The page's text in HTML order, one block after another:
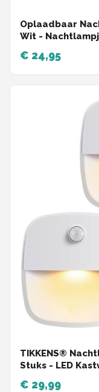
Oplaadbaar
Wit -
- Timer- en
Nachtlampje
€ 24,95
TIKKENS®
Stuks - LED
met Sensor -
€ 29,99